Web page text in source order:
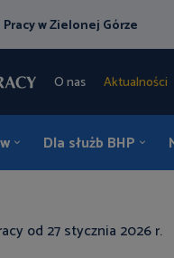
w Zielonej Górze
O nas Aktualności
Dla służb BHP
od 27 stycznia 2026 r.